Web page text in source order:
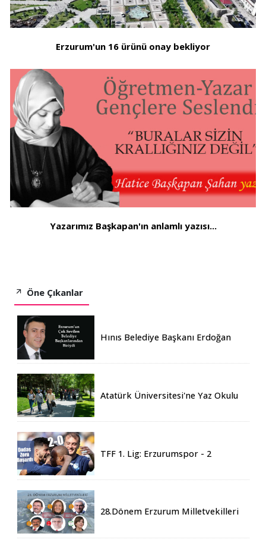
Erzurum'un 16 ürünü onay bekliyor
Yazarımız Başkapan'ın anlamlı yazısı...
Öne Çıkanlar
Hınıs Belediye Başkanı Erdoğan
Atatürk Üniversitesi'ne Yaz Okulu
TFF 1. Lig: Erzurumspor - 2
28.Dönem Erzurum Milletvekilleri